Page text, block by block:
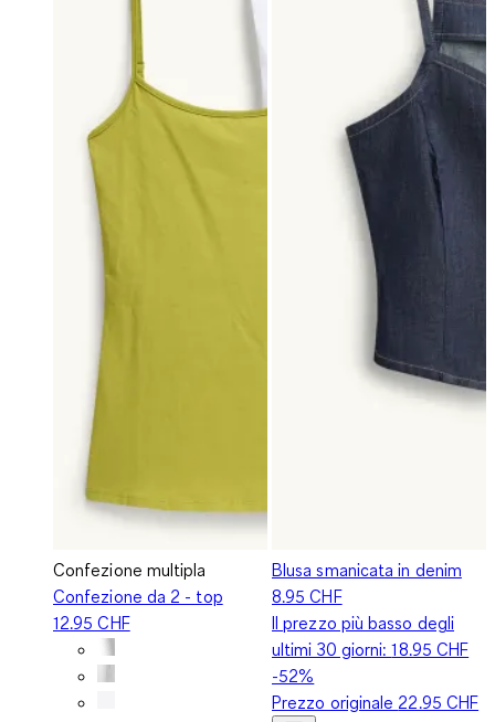
Confezione multipla
Confezione da 2 - top
12.95 CHF
Blusa smanicata in denim
8.95 CHF
Il prezzo più basso degli
ultimi 30 giorni:18.95 CHF
-52%
Prezzo originale 22.95 CHF